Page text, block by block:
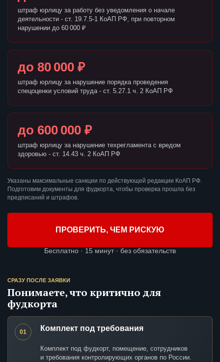
штраф юрлицу за работу без уведомления о начале
деятельности - ст. 19.7.5-1 КоАП РФ, при повторном
нарушении до 60 000 ₽
до 80 000 ₽
штраф юрлицу за нарушение порядка проведения
спецоценки условий труда - ст. 5.27.1 ч. 2 КоАП РФ
до 600 000 ₽
штраф юрлицу за нарушение техрегламента с вредом
здоровью - ст. 14.43 ч. 2 КоАП РФ
Указаны максимальные санкции по действующей редакции КоАП РФ.
Подготовим документы для фудкорта, чтобы проверка прошла без
предписаний и штрафов.
ПРОВЕРИТЬ, ЧЕМ РИСКУЮ
Бесплатно · 15 минут · без обязательств
СРАЗУ ПОСЛЕ ЗАЯВКИ
Понимаете, что критично для
фудкорта
01 Комплект под требования
Комплект под фудкорт, помещение, сотрудников
и требования контролирующих органов по России.